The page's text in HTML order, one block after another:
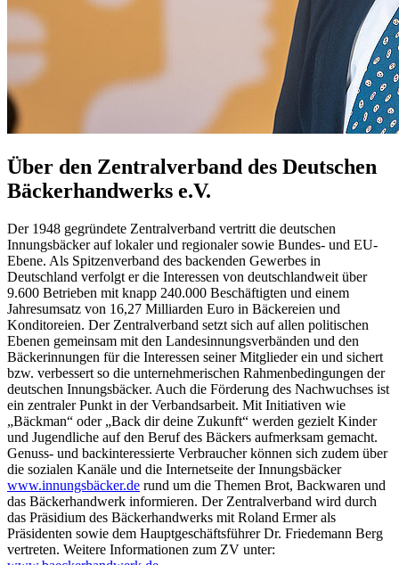
Über den Zentralverband des Deutschen
Bäckerhandwerks e.V.
Der 1948 gegründete Zentralverband vertritt die deutschen
Innungsbäcker auf lokaler und regionaler sowie Bundes- und EU-
Ebene. Als Spitzenverband des backenden Gewerbes in
Deutschland verfolgt er die Interessen von deutschlandweit über
9.600 Betrieben mit knapp 240.000 Beschäftigten und einem
Jahresumsatz von 16,27 Milliarden Euro in Bäckereien und
Konditoreien. Der Zentralverband setzt sich auf allen politischen
Ebenen gemeinsam mit den Landesinnungsverbänden und den
Bäckerinnungen für die Interessen seiner Mitglieder ein und sichert
bzw. verbessert so die unternehmerischen Rahmenbedingungen der
deutschen Innungsbäcker. Auch die Förderung des Nachwuchses ist
ein zentraler Punkt in der Verbandsarbeit. Mit Initiativen wie
„Bäckman“ oder „Back dir deine Zukunft“ werden gezielt Kinder
und Jugendliche auf den Beruf des Bäckers aufmerksam gemacht.
Genuss- und backinteressierte Verbraucher können sich zudem über
die sozialen Kanäle und die Internetseite der Innungsbäcker
www.innungsbäcker.de rund um die Themen Brot, Backwaren und
das Bäckerhandwerk informieren. Der Zentralverband wird durch
das Präsidium des Bäckerhandwerks mit Roland Ermer als
Präsidenten sowie dem Hauptgeschäftsführer Dr. Friedemann Berg
vertreten. Weitere Informationen zum ZV unter: